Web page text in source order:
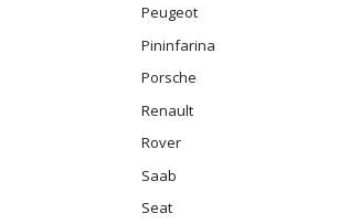
Peugeot
Pininfarina
Porsche
Renault
Rover
Saab
Seat